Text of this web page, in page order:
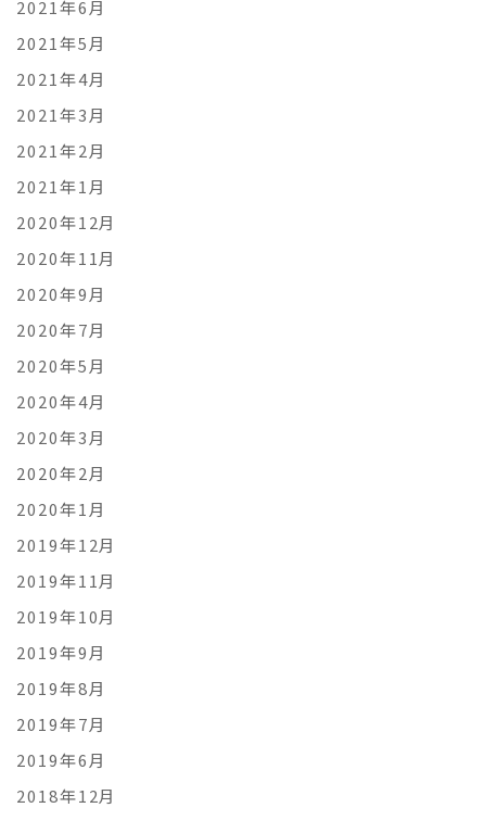
2021年6月
2021年5月
2021年4月
2021年3月
2021年2月
2021年1月
2020年12月
2020年11月
2020年9月
2020年7月
2020年5月
2020年4月
2020年3月
2020年2月
2020年1月
2019年12月
2019年11月
2019年10月
2019年9月
2019年8月
2019年7月
2019年6月
2018年12月